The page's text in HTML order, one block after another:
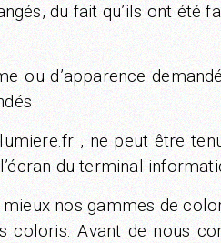
du fait qu’ils ont été
ou d’apparence
, ne peut être
du terminal
nos gammes de
coloris. Avant de nous